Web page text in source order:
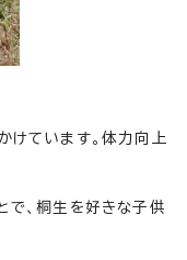
けています。体力向上
で、桐生を好きな子供